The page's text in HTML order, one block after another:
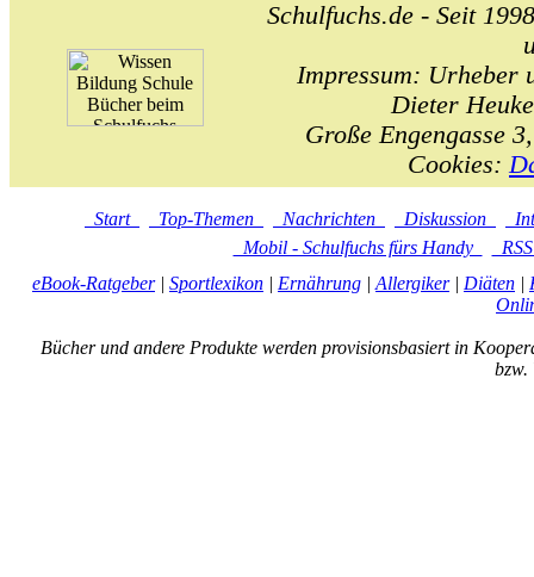
Schulfuchs.de - Seit
Impressum: Urheber
Dieter
Große Engengasse
Cookies:
Start Top-Themen Nachrichten Diskussion
Mobil - Schulfuchs fürs Handy
eBook-Ratgeber| Sportlexikon | Ernährung | Allergiker| Diäten |
Bücher und andere Produkte werden provisionsbasiert in
bzw.